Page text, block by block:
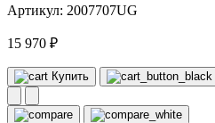
Артикул: 2007707UG
15 970 ₽
Купить